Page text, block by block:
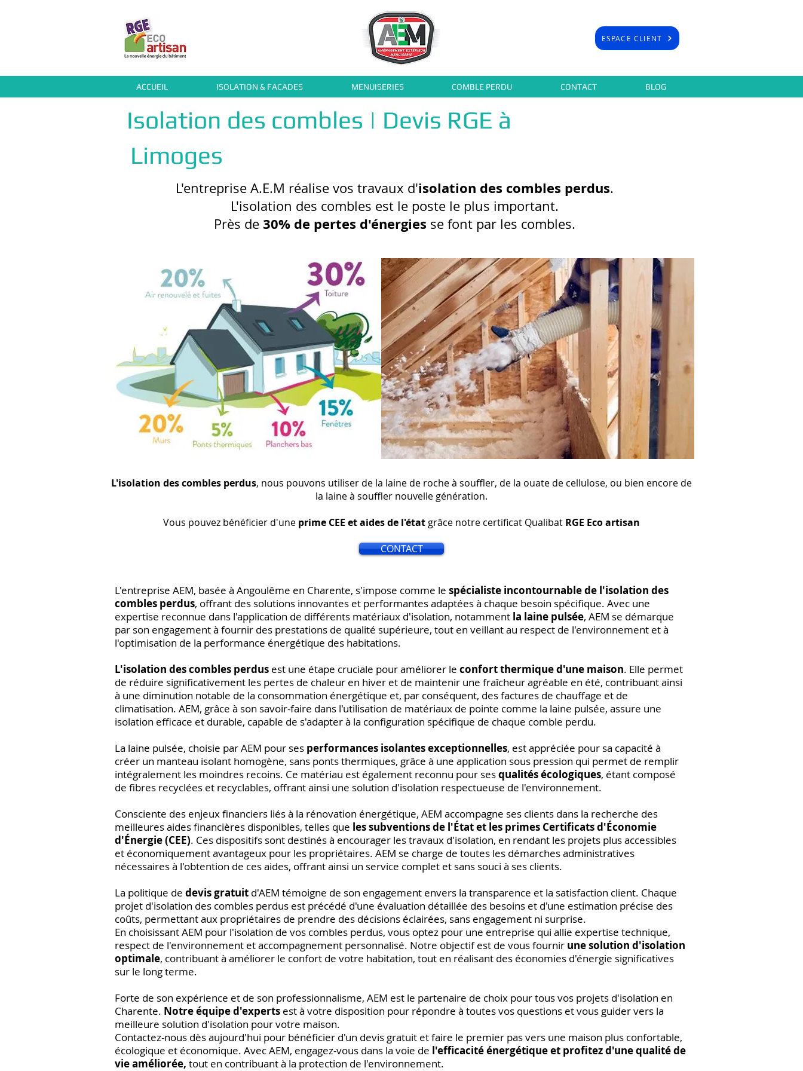
ESPACE CLIENT
ACCUEIL ISOLATION & FACADES MENUISERIES COMBLE PERDU CONTACT BLOG
Isolation des combles | Devis RGE à
Limoges
L'entreprise A.E.M réalise vos travaux d'isolation des combles perdus.
L'isolation des combles est le poste le plus important.
Près de 30% de pertes d'énergies se font par les combles.
L'isolation des combles perdus, nous pouvons utiliser de la laine de roche à souffler, de la ouate de cellulose, ou bien encore de
la laine à souffler nouvelle génération.
Vous pouvez bénéficier d'une prime CEE et aides de l'état grâce notre certificat Qualibat RGE Eco artisan
CONTACT
L'entreprise AEM, basée à Angoulême en Charente, s'impose comme le spécialiste incontournable de l'isolation des
combles perdus, offrant des solutions innovantes et performantes adaptées à chaque besoin spécifique. Avec une
expertise reconnue dans l'application de différents matériaux d'isolation, notamment la laine pulsée, AEM se démarque
par son engagement à fournir des prestations de qualité supérieure, tout en veillant au respect de l'environnement et à
l'optimisation de la performance énergétique des habitations.
L'isolation des combles perdus est une étape cruciale pour améliorer le confort thermique d'une maison. Elle permet
de réduire significativement les pertes de chaleur en hiver et de maintenir une fraîcheur agréable en été, contribuant ainsi
à une diminution notable de la consommation énergétique et, par conséquent, des factures de chauffage et de
climatisation. AEM, grâce à son savoir-faire dans l'utilisation de matériaux de pointe comme la laine pulsée, assure une
isolation efficace et durable, capable de s'adapter à la configuration spécifique de chaque comble perdu.
La laine pulsée, choisie par AEM pour ses performances isolantes exceptionnelles, est appréciée pour sa capacité à
créer un manteau isolant homogène, sans ponts thermiques, grâce à une application sous pression qui permet de remplir
intégralement les moindres recoins. Ce matériau est également reconnu pour sesqualités écologiques, étant composé
de fibres recyclées et recyclables, offrant ainsi une solution d'isolation respectueuse de l'environnement.
Consciente des enjeux financiers liés à la rénovation énergétique, AEM accompagne ses clients dans la recherche des
meilleures aides financières disponibles, telles que les subventions de l'État et les primes Certificats d'Économie
d'Énergie (CEE). Ces dispositifs sont destinés à encourager les travaux d'isolation, en rendant les projets plus accessibles
et économiquement avantageux pour les propriétaires. AEM se charge de toutes les démarches administratives
nécessaires à l'obtention de ces aides, offrant ainsi un service complet et sans souci à ses clients.
La politique de devis gratuit d'AEM témoigne de son engagement envers la transparence et la satisfaction client. Chaque
projet d'isolation des combles perdus est précédé d'une évaluation détaillée des besoins et d'une estimation précise des
coûts, permettant aux propriétaires de prendre des décisions éclairées, sans engagement ni surprise.
En choisissant AEM pour l'isolation de vos combles perdus, vous optez pour une entreprise qui allie expertise technique,
respect de l'environnement et accompagnement personnalisé. Notre objectif est de vous fournir une solution d'isolation
optimale, contribuant à améliorer le confort de votre habitation, tout en réalisant des économies d'énergie significatives
sur le long terme.
Forte de son expérience et de son professionnalisme, AEM est le partenaire de choix pour tous vos projets d'isolation en
Charente. Notre équipe d'experts est à votre disposition pour répondre à toutes vos questions et vous guider vers la
meilleure solution d'isolation pour votre maison.
Contactez-nous dès aujourd'hui pour bénéficier d'un devis gratuit et faire le premier pas vers une maison plus confortable,
écologique et économique. Avec AEM, engagez-vous dans la voie de l'efficacité énergétique et profitez d'une qualité de
vie améliorée, tout en contribuant à la protection de l'environnement.